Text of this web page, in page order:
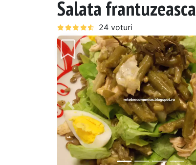
Salata frantuzeasca
Precedentul